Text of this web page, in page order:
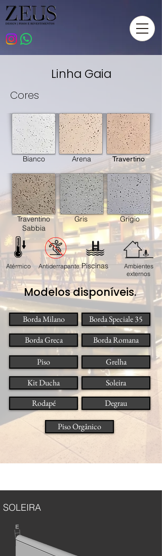
Linha Gaia
Cores
Bianco Arena Travertino
Traventino
Sabbia
Gris Grigio
Atérmico Antiderrapante Piscinas
Ambientes
externos
Modelos disponíveis.
Borda Milano
Borda Speciale 35
Borda Greca
Borda Romana
Piso
Grelha
Kit Ducha
Soleira
Rodapé
Degrau
Piso Orgânico
SOLEIRA